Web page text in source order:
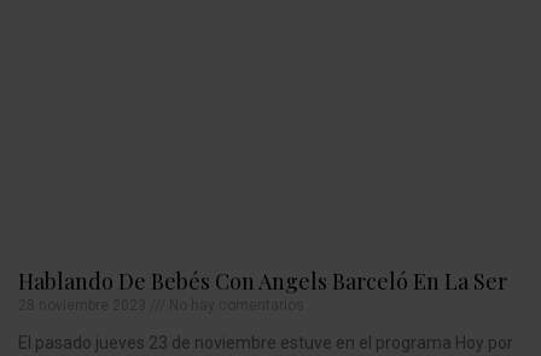
Hablando De Bebés Con Angels Barceló En La Ser
El pasado jueves 23 de noviembre estuve en el programa Hoy por